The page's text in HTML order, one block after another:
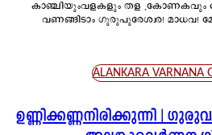
കാഞ്ചിയുംവളകളും തള ,കോണകവും
വണങ്ങിടാം ഗുരുപുരേശ്വര!
ALANKARA VARNANA
ഉണ്ണിക്കണ്ണനിരിക്കുന്നി |